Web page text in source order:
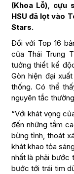
(Khoa Lỗ), cựu
HSU đã lọt vào
Stars.
Đối với Top 16
của Thái Trung
tưởng thiết kế
Gòn hiện đại
thống. Có thể
nguyên tắc
“Với khát vọng
đến những tầm
bừng tỉnh, thoát
khát khao tỏa
nhất là phải bước
bước tới trái tim